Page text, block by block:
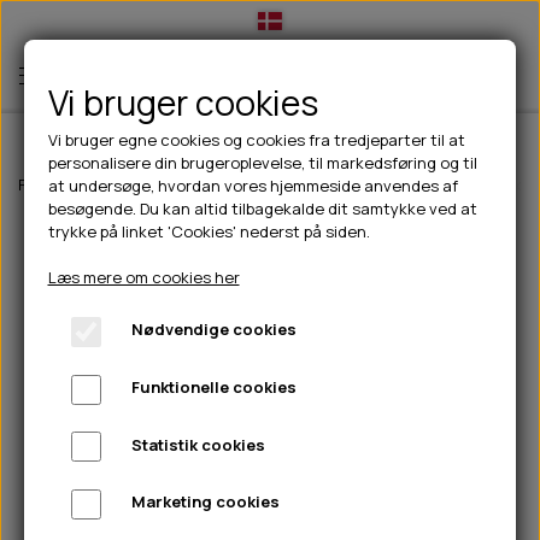
TIL HUND
💧FODER- VANDSKÅLE
CHICOPEE
GODBIDSTASKE
HALSBÅND
🦴 GODBIDDER & SNACKS
🍖 SMAGSVARIANTER
🎾 LEGETØJ
TÆNDER, ØRE, ØJE, POTER & NÆSE
🐾 UDSTYR & KOMFORT
TIL HUNDEEJER
DRIKKEFLASKER/TERMOFLASKER
HUER OG VANTER
PINEWOOD SALES
TIL KAT
TILBUD
NYHEDER
ABONNEMENT
Forside Outdoor Trespass Herre Trespass Scarp hverdags sko
Vi bruger cookies
Vi bruger egne cookies og cookies fra tredjeparter til at
personalisere din brugeroplevelse, til markedsføring og til
at undersøge, hvordan vores hjemmeside anvendes af
besøgende. Du kan altid tilbagekalde dit samtykke ved at
trykke på linket 'Cookies' nederst på siden.
Læs mere om cookies her
Nødvendige cookies
Funktionelle cookies
Statistik cookies
Marketing cookies